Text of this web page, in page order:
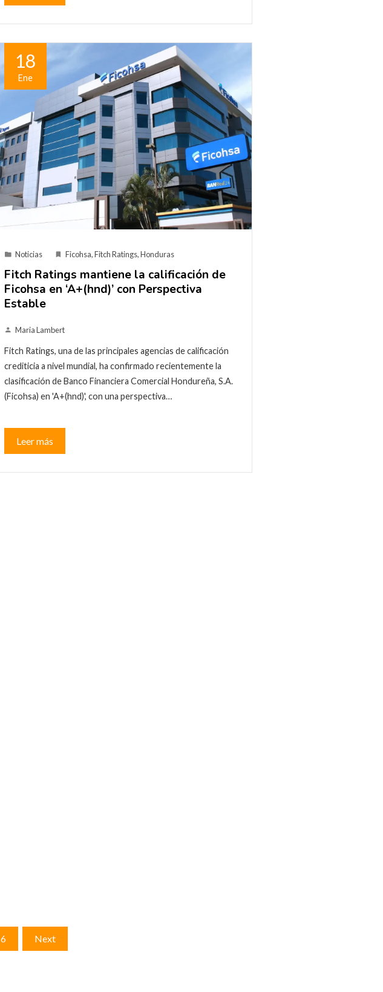
18
Ene
Noticias Ficohsa,Fitch Ratings,Honduras
Fitch Ratings mantiene la calificación de
Ficohsa en ‘A+(hnd)’ con Perspectiva
Estable
Maria Lambert
Fitch Ratings, una de las principales agencias de calificación
crediticia a nivel mundial, ha confirmado recientemente la
clasificación de Banco Financiera Comercial Hondureña, S.A.
(Ficohsa) en 'A+(hnd)', con una perspectiva…
Leer más
6 Next